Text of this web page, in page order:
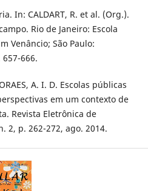
In: CALDART, R. et al. (Org.).
Rio de Janeiro: Escola
Venâncio; São Paulo:
666.
A. I. D. Escolas públicas
em um contexto de
Revista Eletrônica de
2, p. 262-272, ago. 2014.